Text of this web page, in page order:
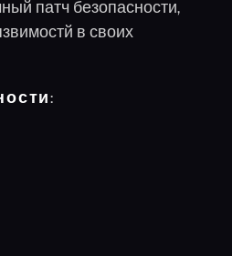
патч безопасности,
в своих
: